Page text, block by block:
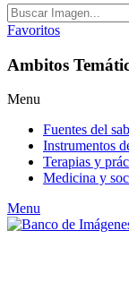
Favoritos
Ambitos
Menu
Fuentes del
Instrumentos
Terapias y
Medicina y
Menu